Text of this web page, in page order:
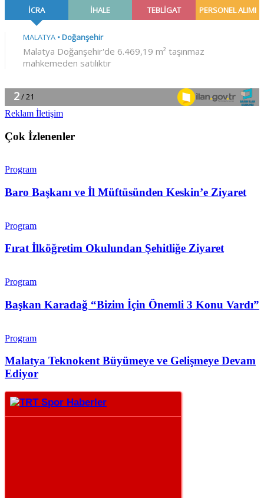
Reklam İletişim
Çok İzlenenler
Program
Baro Başkanı ve İl Müftüsünden Keskin’e Ziyaret
Program
Fırat İlköğretim Okulundan Şehitliğe Ziyaret
Program
Başkan Karadağ “Bizim İçin Önemli 3 Konu Vardı”
Program
Malatya Teknokent Büyümeye ve Gelişmeye Devam
Ediyor